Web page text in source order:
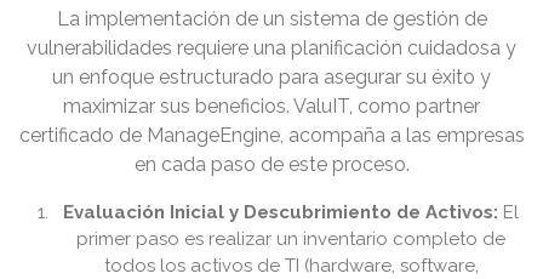
La implementación de un sistema de gestión de
vulnerabilidades requiere una planificación cuidadosa y
un enfoque estructurado para asegurar su éxito y
maximizar sus beneficios. ValuIT, como partner
certificado de ManageEngine, acompaña a las empresas
en cada paso de este proceso.
Evaluación Inicial y Descubrimiento de Activos: El
primer paso es realizar un inventario completo de
todos los activos de TI (hardware, software,